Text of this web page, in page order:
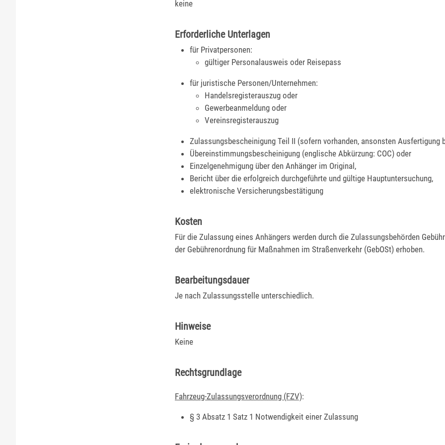
keine
Erforderliche Unterlagen
für Privatpersonen:
gültiger Personalausweis oder Reisepass
für juristische Personen/Unternehmen:
Handelsregisterauszug oder
Gewerbeanmeldung oder
Vereinsregisterauszug
Zulassungsbescheinigung Teil II (sofern vorhanden, ansonsten Ausfertigung
Übereinstimmungsbescheinigung (englische Abkürzung: COC) oder
Einzelgenehmigung über den Anhänger im Original,
Bericht über die erfolgreich durchgeführte und gültige Hauptuntersuchung,
elektronische Versicherungsbestätigung
Kosten
Für die Zulassung eines Anhängers werden durch die Zulassungsbehörden
der Gebührenordnung für Maßnahmen im Straßenverkehr (GebOSt) erhoben.
Bearbeitungsdauer
Je nach Zulassungsstelle unterschiedlich.
Hinweise
Keine
Rechtsgrundlage
Fahrzeug-Zulassungsverordnung (FZV):
§ 3 Absatz 1 Satz 1 Notwendigkeit einer Zulassung